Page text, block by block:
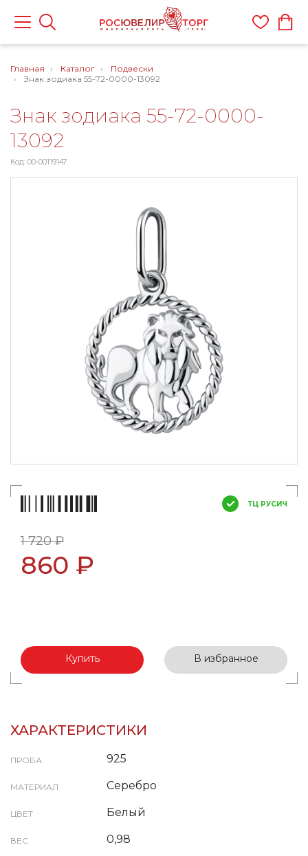
Главная Каталог
Подвески
Знак зодиака 55-72-0000-13092
Знак зодиака 55-72-0000-
13092
Код: 00-00119147
ТЦ РУСИЧ
1 720 ₽
860 ₽
Купить В избранное
ХАРАКТЕРИСТИКИ
ПРОБА 925
МАТЕРИАЛ Серебро
ЦВЕТ Белый
ВЕС 0,98